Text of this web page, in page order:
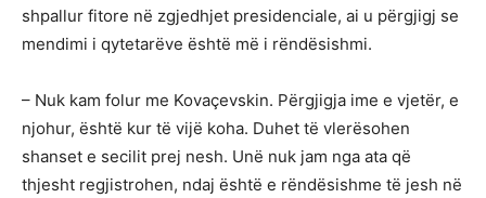
shpallur fitore në zgjedhjet presidenciale, ai u përgjigj se
mendimi i qytetarëve është më i rëndësishmi.
– Nuk kam folur me Kovaçevskin. Përgjigja ime e vjetër, e
njohur, është kur të vijë koha. Duhet të vlerësohen
shanset e secilit prej nesh. Unë nuk jam nga ata që
thjesht regjistrohen, ndaj është e rëndësishme të jesh në